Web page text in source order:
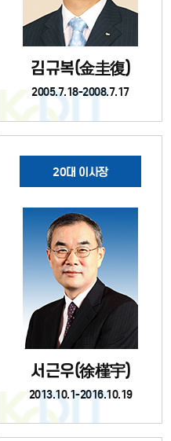
김규복(金圭復)
2005.7.18-2008.7.17
20대 이사장
서근우(徐槿宇)
2013.10.1-2016.10.19